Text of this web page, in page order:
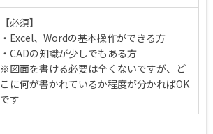
【必須】
・Excel、Wordの基本操作ができる方
・CADの知識が少しでもある方
※図面を書ける必要は全くないですが、ど
こに何が書かれているか程度が分かればOK
です